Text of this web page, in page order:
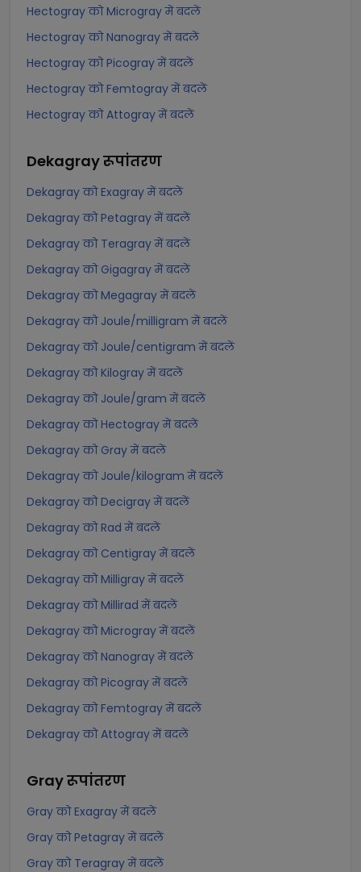
Hectogray को Microgray में बदलें
Hectogray को Nanogray में बदलें
Hectogray को Picogray में बदलें
Hectogray को Femtogray में बदलें
Hectogray को Attogray में बदलें
Dekagrayरूपांतरण
Dekagray को Exagray में बदलें
Dekagray को Petagray में बदलें
Dekagray को Teragray में बदलें
Dekagray को Gigagray में बदलें
Dekagray को Megagray में बदलें
Dekagray को Joule/milligram में बदलें
Dekagray को Joule/centigram में बदलें
Dekagray को Kilogray में बदलें
Dekagray को Joule/gram में बदलें
Dekagray को Hectogray में बदलें
Dekagray को Gray में बदलें
Dekagray को Joule/kilogram में बदलें
Dekagray को Decigray में बदलें
Dekagray को Rad में बदलें
Dekagray को Centigray में बदलें
Dekagray को Milligray में बदलें
Dekagray को Millirad में बदलें
Dekagray को Microgray में बदलें
Dekagray को Nanogray में बदलें
Dekagray को Picogray में बदलें
Dekagray को Femtogray में बदलें
Dekagray को Attogray में बदलें
Grayरूपांतरण
Gray को Exagray में बदलें
Gray को Petagray में बदलें
Gray को Teragray में बदलें